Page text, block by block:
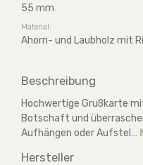
55 mm
Material:
Ahorn- und Laubholz mit
Beschreibung
Hochwertige Grußkarte
Botschaft und
Aufhängen oder Aufstel…
Hersteller